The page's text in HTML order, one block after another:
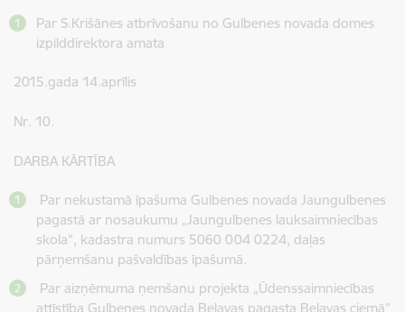
Par S.Krišānes atbrīvošanu no Gulbenes novada domes
izpilddirektora amata
2015.gada 14.aprīlis
Nr. 10.
DARBA KĀRTĪBA
Par nekustamā īpašuma Gulbenes novada Jaungulbenes
pagastā ar nosaukumu „Jaungulbenes lauksaimniecības
skola”, kadastra numurs 5060 004 0224, daļas
pārņemšanu pašvaldības īpašumā.
Par aizņēmuma ņemšanu projekta „Ūdenssaimniecības
attīstība Gulbenes novada Beļavas pagasta Beļavas ciemā”